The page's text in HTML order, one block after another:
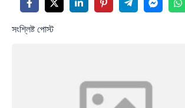
সংশ্লিষ্ট পোস্ট